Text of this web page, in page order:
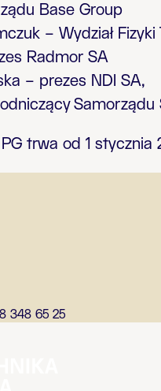
Base Group
– Wydział
Radmor SA
– prezes NDI SA,
Samorządu
trwa od 1 stycznia
348 65 25